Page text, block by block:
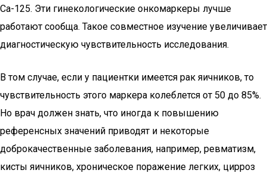
Са-125. Эти гинекологические онкомаркеры лучше
работают сообща. Такое совместное изучение увеличивает
диагностическую чувствительность исследования.
В том случае, если у пациентки имеется рак яичников, то
чувствительность этого маркера колеблется от 50 до 85%.
Но врач должен знать, что иногда к повышению
референсных значений приводят и некоторые
доброкачественные заболевания, например, ревматизм,
кисты яичников, хроническое поражение легких, цирроз